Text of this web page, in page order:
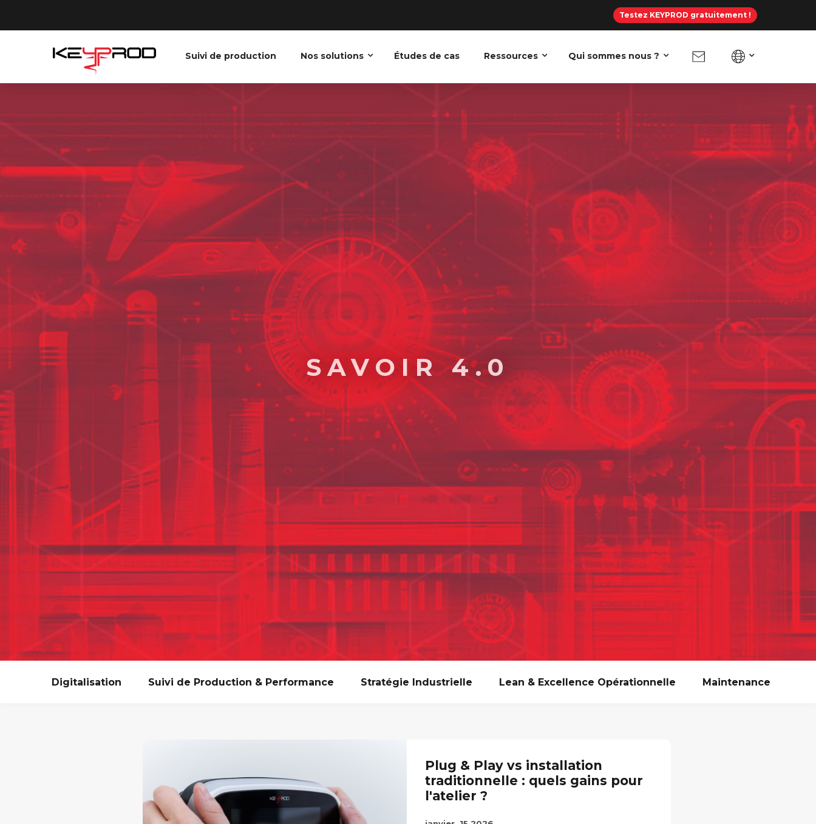
Testez KEYPROD gratuitement !
Suivi de production Nos solutions Études de cas Ressources Qui sommes nous ?
SAVOIR 4.0
Digitalisation Suivi de Production & Performance Stratégie Industrielle Lean & Excellence Opérationnelle Maintenance
Plug & Play vs installation
traditionnelle : quels gains pour
l'atelier ?